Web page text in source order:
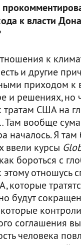
к власти
к
и другие
приходом к
и решениях, но
тратам США на
Там вообще
началось. Я
ввели курсы
как бороться с
этому отношусь
которые
будут
соглашения
человека